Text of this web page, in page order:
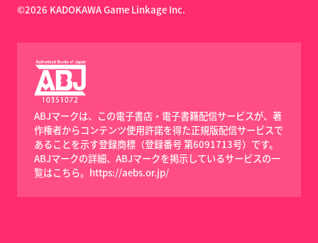
©2026 KADOKAWA Game Linkage Inc.
ABJマークは、この電子書店・電子書籍配信サービスが、著
作権者からコンテンツ使用許諾を得た正規版配信サービスで
あることを示す登録商標（登録番号 第6091713号）です。
ABJマークの詳細、ABJマークを掲示しているサービスの一
覧はこちら。 https://aebs.or.jp/